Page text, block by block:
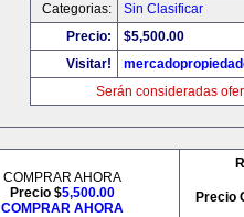
Categorias:
Sin Clasificar
Precio:
$5,500.00
Visitar!
Serán consideradas
COMPRAR AHORA
Precio $5,500.00
COMPRAR AHORA
Precio